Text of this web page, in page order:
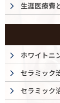
生涯医療費
ホワイトニ
セラミック
セラミック